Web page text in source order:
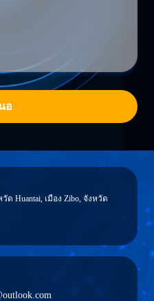
อ
ด Huantai, เมือง Zibo, จังหวัด